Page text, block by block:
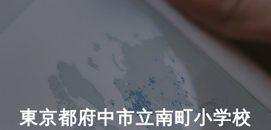
東京都府中市⽴南町⼩学校